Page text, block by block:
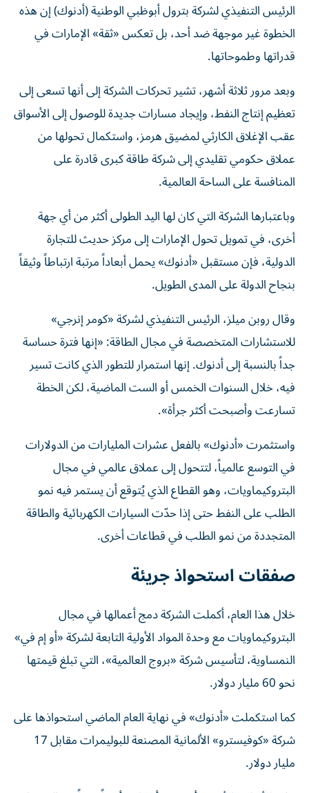
الرئيس التنفيذي لشركة بترول أبوظبي الوطنية (أدنوك) إن هذه
الخطوة غير موجهة ضد أحد، بل تعكس «ثقة» الإمارات في
قدراتها وطموحاتها.
وبعد مرور ثلاثة أشهر، تشير تحركات الشركة إلى أنها تسعى إلى
تعظيم إنتاج النفط، وإيجاد مسارات جديدة للوصول إلى الأسواق
عقب الإغلاق الكارثي لمضيق هرمز، واستكمال تحولها من
عملاق حكومي تقليدي إلى شركة طاقة كبرى قادرة على
المنافسة على الساحة العالمية.
وباعتبارها الشركة التي كان لها اليد الطولى أكثر من أي جهة
أخرى، في تمويل تحول الإمارات إلى مركز حديث للتجارة
الدولية، فإن مستقبل «أدنوك» يحمل أبعاداً مرتبة ارتباطاً وثيقاً
بنجاح الدولة على المدى الطويل.
وقال روبن ميلز، الرئيس التنفيذي لشركة «كومر إنرجي»
للاستشارات المتخصصة في مجال الطاقة: «إنها فترة حساسة
جداً بالنسبة إلى أدنوك. إنها استمرار للتطور الذي كانت تسير
فيه، خلال السنوات الخمس أو الست الماضية، لكن الخطة
تسارعت وأصبحت أكثر جرأة».
واستثمرت «أدنوك» بالفعل عشرات المليارات من الدولارات
في التوسع عالمياً، لتتحول إلى عملاق عالمي في مجال
البتروكيماويات، وهو القطاع الذي يُتوقع أن يستمر فيه نمو
الطلب على النفط حتى إذا حدّت السيارات الكهربائية والطاقة
المتجددة من نمو الطلب في قطاعات أخرى.
صفقات استحواذ جريئة
خلال هذا العام، أكملت الشركة دمج أعمالها في مجال
البتروكيماويات مع وحدة المواد الأولية التابعة لشركة «أو إم في»
النمساوية، لتأسيس شركة «بروج العالمية»، التي تبلغ قيمتها
نحو 60 مليار دولار.
كما استكملت «أدنوك» في نهاية العام الماضي استحواذها على
شركة «كوفيسترو» الألمانية المصنعة للبوليمرات مقابل 17
مليار دولار.